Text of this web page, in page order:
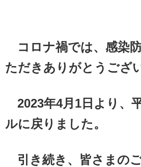
コロナ禍では、感染
ただきありがとうござ
2023年4月1日より、
ルに戻りました。
引き続き、皆さまの